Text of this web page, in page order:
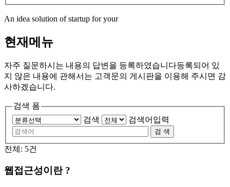
An idea solution of startup for your
현재메뉴
자주 질문하시는 내용의 답변을 등록하였습니다등록되어 있
지 않은 내용에 관해서는 고객문의 게시판을 이용해 주시면 감
사하겠습니다.
검색 폼
검색
검색어입력
검 색
전체: 5건
웹접근성이란 ?